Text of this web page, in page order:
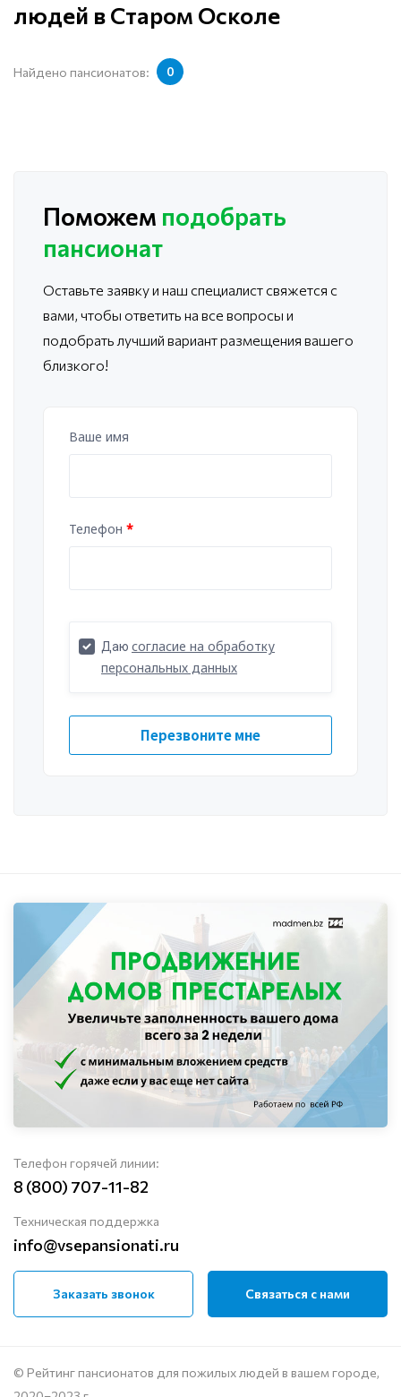
людей в Старом Осколе
Найдено пансионатов: 0
Поможем подобрать
пансионат
Оставьте заявку и наш специалист свяжется с
вами, чтобы ответить на все вопросы и
подобрать лучший вариант размещения вашего
близкого!
Телефон горячей линии:
8 (800) 707-11-82
Техническая поддержка
info@vsepansionati.ru
Заказать звонок Связаться с нами
© Рейтинг пансионатов для пожилых людей в вашем городе,